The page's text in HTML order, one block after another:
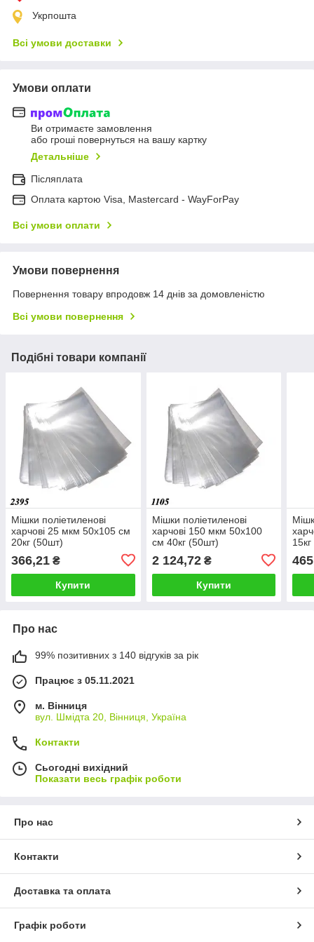
Укрпошта
Всі умови доставки
Умови оплати
Ви отримаєте замовлення
або гроші повернуться на вашу картку
Детальніше
Післяплата
Оплата картою Visa, Mastercard - WayForPay
Всі умови оплати
Умови повернення
Повернення товару впродовж 14 днів за домовленістю
Всі умови повернення
Подібні товари компанії
Мішки поліетиленові
харчові 25 мкм 50х105 см
20кг (50шт)
366,21 ₴
Купити
Мішки поліетиленові
харчові 150 мкм 50х100
см 40кг (50шт)
2 124,72₴
Купити
Про нас
99% позитивних з 140 відгуків за рік
Працює з 05.11.2021
м. Вінниця
вул. Шмідта 20, Вінниця, Україна
Контакти
Сьогодні вихідний
Показати весь графік роботи
Про нас
Контакти
Доставка та оплата
Графік роботи